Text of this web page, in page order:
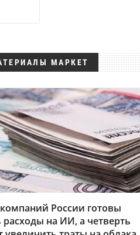
МАРКЕТ
России готовы
на ИИ, а четверть